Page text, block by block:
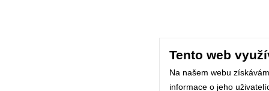
Tento web
Na našem webu
informace o jeho